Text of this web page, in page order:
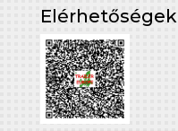
Elérhetőségek